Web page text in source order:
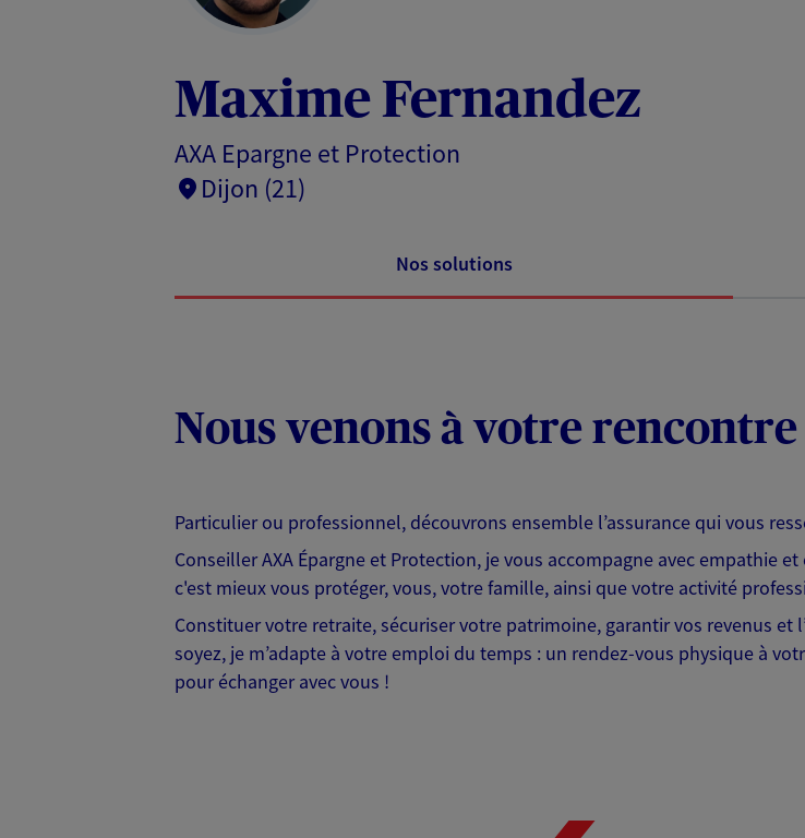
Maxime Fernandez
AXA Epargne et Protection
Dijon (21)
Nos solutions
Nous venons à votre rencontre
Particulier ou professionnel, découvrons ensemble l’assurance qui vous
Conseiller AXA Épargne et Protection, je vous accompagne avec empathie
c'est mieux vous protéger, vous, votre famille, ainsi que votre activité
Constituer votre retraite, sécuriser votre patrimoine, garantir vos revenus et
soyez, je m’adapte à votre emploi du temps : un rendez-vous physique à
pour échanger avec vous !